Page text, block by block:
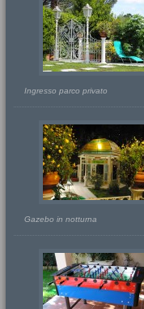
Ingresso parco privato
Gazebo in notturna